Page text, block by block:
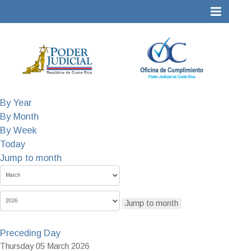
By Year
By Month
By Week
Today
Jump to month
Jump to month
Preceding Day
Thursday 05 March 2026